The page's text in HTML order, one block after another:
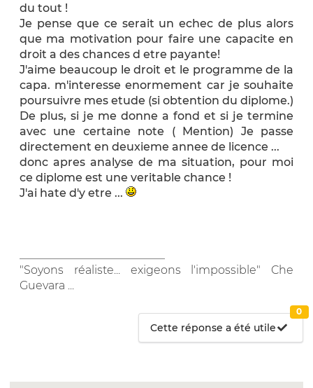
du tout !
Je pense que ce serait un echec de plus alors
que ma motivation pour faire une capacite en
droit a des chances d etre payante!
J'aime beaucoup le droit et le programme de la
capa. m'interesse enormement car je souhaite
poursuivre mes etude (si obtention du diplome.)
De plus, si je me donne a fond et si je termine
avec une certaine note ( Mention) Je passe
directement en deuxieme annee de licence ...
donc apres analyse de ma situation, pour moi
ce diplome est une veritable chance !
J'ai hate d'y etre ...
"Soyons réaliste... exigeons l'impossible" Che
Guevara ...
Cette réponse a été utile
0